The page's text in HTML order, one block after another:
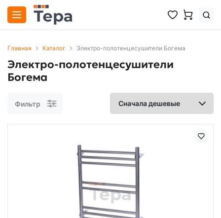
Главная Каталог Электро-полотенцесушители Богема
Электро-полотенцесушители
Богема
Фильтр